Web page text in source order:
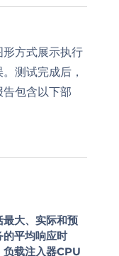
方式展示执行
测试完成后，
包含以下部
大、实际和预
平均响应时
负载注入器CPU